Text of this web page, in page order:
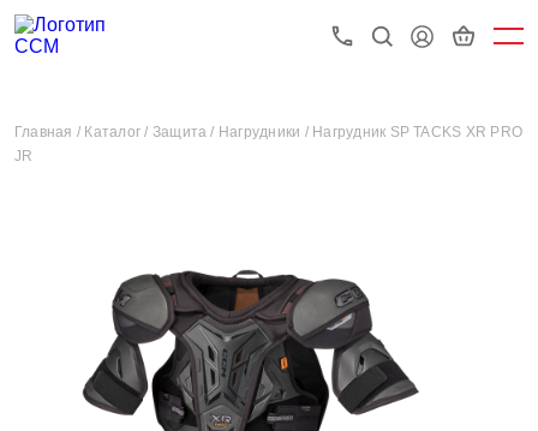
Главная / Каталог / Защита / Нагрудники / Нагрудник SP TACKS XR PRO
JR